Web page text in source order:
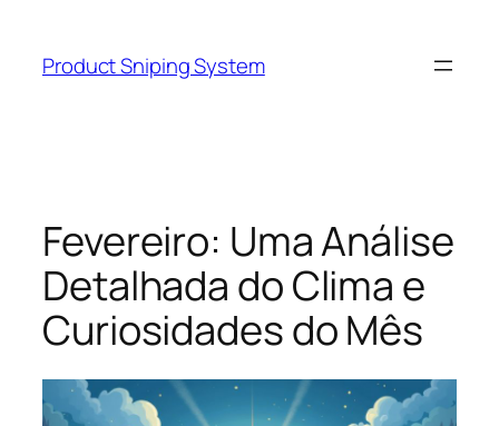
content
Product Sniping System
Fevereiro: Uma Análise
Detalhada do Clima e
Curiosidades do Mês